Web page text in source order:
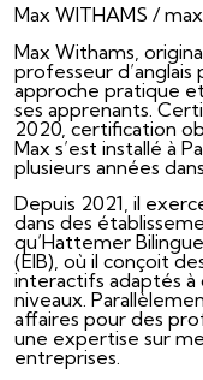
Max WITHAMS /
Max Withams,
professeur d’anglais
approche pratique
ses apprenants.
2020, certification
Max s’est installé à
plusieurs années
Depuis 2021, il
dans des
qu’Hattemer
(EIB), où il conçoit
interactifs adaptés
niveaux.
affaires pour des
une expertise sur
entreprises.